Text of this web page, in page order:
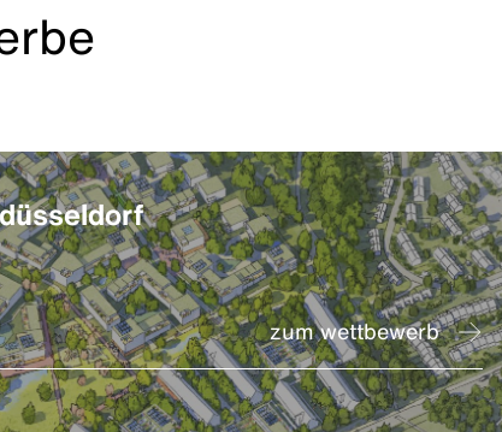
zum wettbewerb